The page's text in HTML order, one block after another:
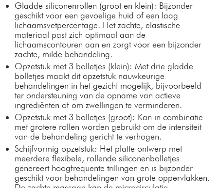
Gladde siliconenrollen (groot en klein): Bijzonder
geschikt voor een gevoelige huid of een laag
lichaamsvetpercentage. Het zachte, elastische
materiaal past zich optimaal aan de
lichaamscontouren aan en zorgt voor een bijzonder
zachte, milde behandeling.
Opzetstuk met 3 bolletjes (klein): Met drie gladde
bolletjes maakt dit opzetstuk nauwkeurige
behandelingen in het gezicht mogelijk, bijvoorbeeld
ter ondersteuning van de opname van actieve
ingrediënten of om zwellingen te verminderen.
Opzetstuk met 3 bolletjes (groot): Kan in combinatie
met grotere rollen worden gebruikt om de intensiteit
van de behandeling gericht te verhogen.
Schijfvormig opzetstuk: Het platte ontwerp met
meerdere flexibele, rollende siliconenbolletjes
genereert hoogfrequente trillingen en is bijzonder
geschikt voor behandelingen van grote oppervlakken.